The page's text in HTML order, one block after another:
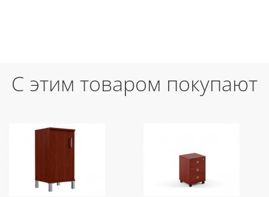
С этим товаром покупают